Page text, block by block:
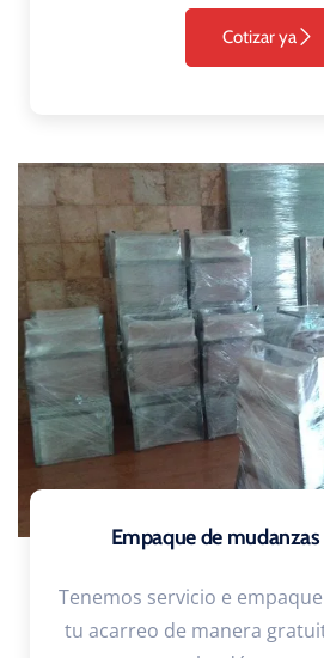
Cotizar ya
Empaque de
Tenemos servicio e
tu acarreo de manera